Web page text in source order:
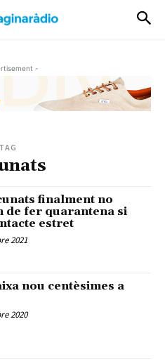
-
TAG
finalment no
de fer quarantena si
estret
2021
nou centèsimes a
2020